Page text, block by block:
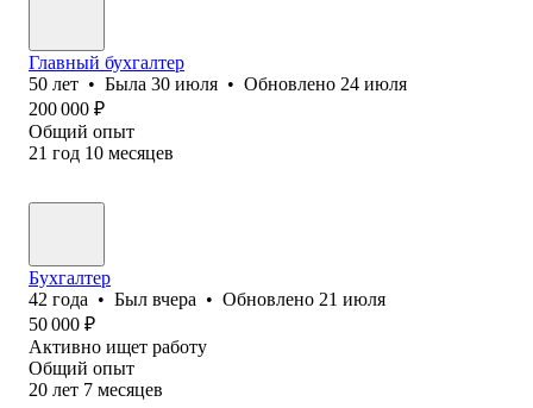
Главный бухгалтер
50 лет • Была 30 июля • Обновлено 24 июля
200 000 ₽
Общий опыт
21 год 10 месяцев
Бухгалтер
42 года • Был вчера • Обновлено 21 июля
50 000 ₽
Активно ищет работу
Общий опыт
20 лет 7 месяцев